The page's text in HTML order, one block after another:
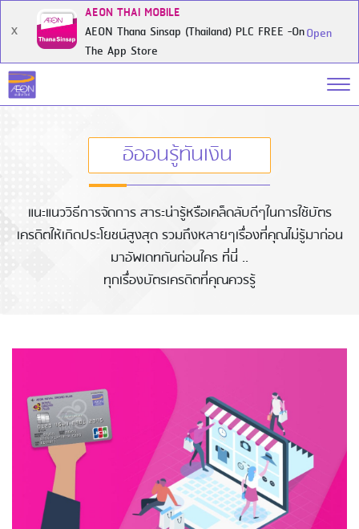
X
AEON THAI MOBILE
AEON Thana Sinsap (Thailand) PLC FREE -On
The App Store
Open
อิออนรู้ทันเงิน
แนะแนววิธีการจัดการ สาระน่ารู้หรือเคล็ดลับดีๆในการใช้บัตร
เครดิตให้เกิดประโยชน์สูงสุด รวมถึงหลายๆเรื่องที่คุณไม่รู้มาก่อน
มาอัพเดทกันก่อนใคร ที่นี่ ..
ทุกเรื่องบัตรเครดิตที่คุณควรรู้